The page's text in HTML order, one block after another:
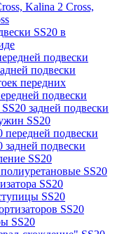
Kalina 2 Cross,
SS20 в
подвески
подвески
передних
подвески
задней подвески
SS20
подвески
подвески
SS20
SS20
SS20
SS20
SS20
SS20